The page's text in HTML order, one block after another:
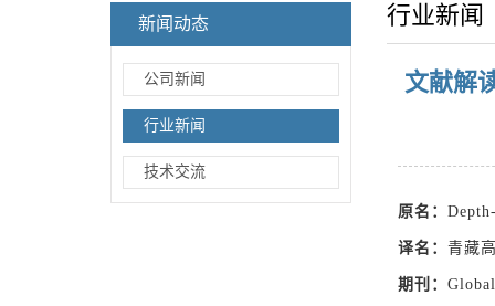
新闻动态
公司新闻
行业新闻
技术交流
行业新闻
文献解
原名：
译名： 青藏
期刊：